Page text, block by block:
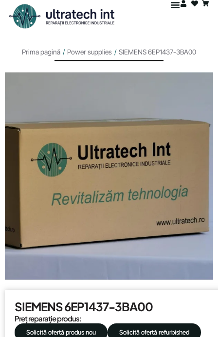
Prima pagină / Power supplies / SIEMENS 6EP1437-3BA00
SIEMENS 6EP1437-3BA00
Preț reparație produs:
Solicită ofertă produs nou Solicită ofertă refurbished